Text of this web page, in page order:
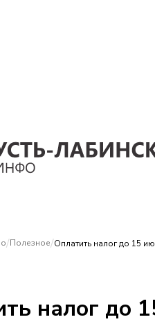
/Полезное/Оплатить налог до 15
налог до